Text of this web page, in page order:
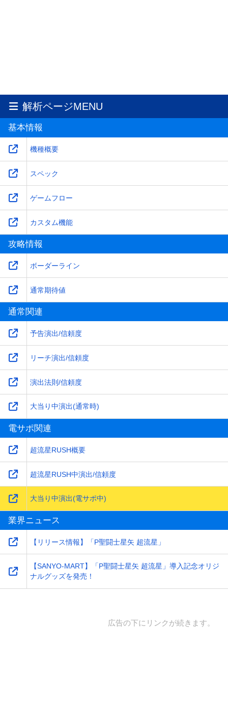
解析ページMENU
基本情報
機種概要
スペック
ゲームフロー
カスタム機能
攻略情報
ボーダーライン
通常期待値
通常関連
予告演出/信頼度
リーチ演出/信頼度
演出法則/信頼度
大当り中演出(通常時)
電サポ関連
超流星RUSH概要
超流星RUSH中演出/信頼度
大当り中演出(電サポ中)
業界ニュース
【リリース情報】「P聖闘士星矢 超流星」
【SANYO-MART】「P聖闘士星矢 超流星」導入記念オリジ
ナルグッズを発売！
広告の下にリンクが続きます。